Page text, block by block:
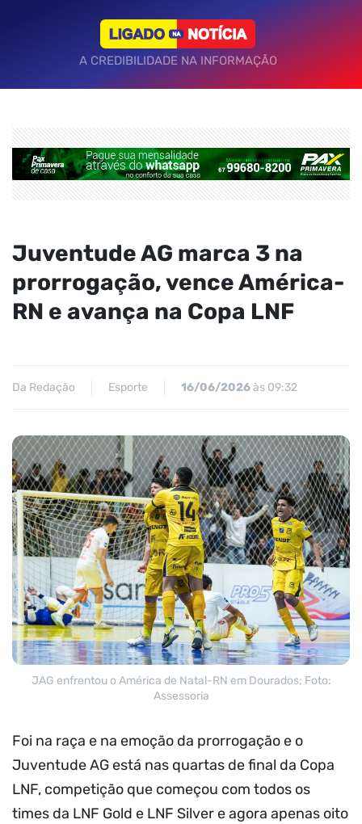
A CREDIBILIDADE NA INFORMAÇÃO
Juventude AG marca 3 na
prorrogação, vence América-
RN e avança na Copa LNF
Da Redação Esporte 16/06/2026às 09:32
JAG enfrentou o América de Natal-RN em Dourados; Foto:
Assessoria
Foi na raça e na emoção da prorrogação e o
Juventude AG está nas quartas de final da Copa
LNF, competição que começou com todos os
times da LNF Gold e LNF Silver e agora apenas oito